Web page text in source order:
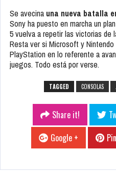
Se avecina una nueva batalla
Sony ha puesto en marcha un
5 vuelva a repetir las victorias de
Resta ver si Microsoft y
PlayStation en lo referente a
juegos. Todo está por verse.
TAGGED CONSOLAS
Share it!
Google +